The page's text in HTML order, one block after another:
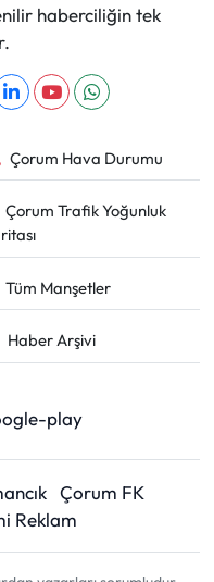
haberciliğin tek
Çorum Hava Durumu
Çorum Trafik Yoğunluk
Tüm Manşetler
Haber Arşivi
Çorum FK
Reklam